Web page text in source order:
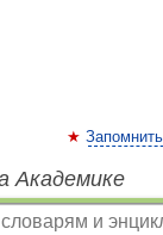
Академике